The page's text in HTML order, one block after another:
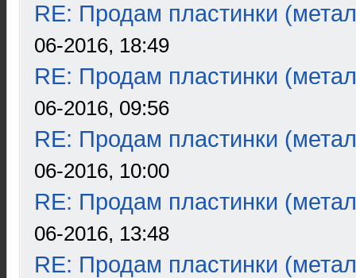
RE: Продам пластинки
06-2016, 18:49
RE: Продам пластинки
06-2016, 09:56
RE: Продам пластинки
06-2016, 10:00
RE: Продам пластинки
06-2016, 13:48
RE: Продам пластинки